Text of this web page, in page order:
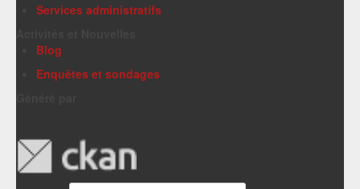
Services administratifs
Blog
Enquêtes et sondages